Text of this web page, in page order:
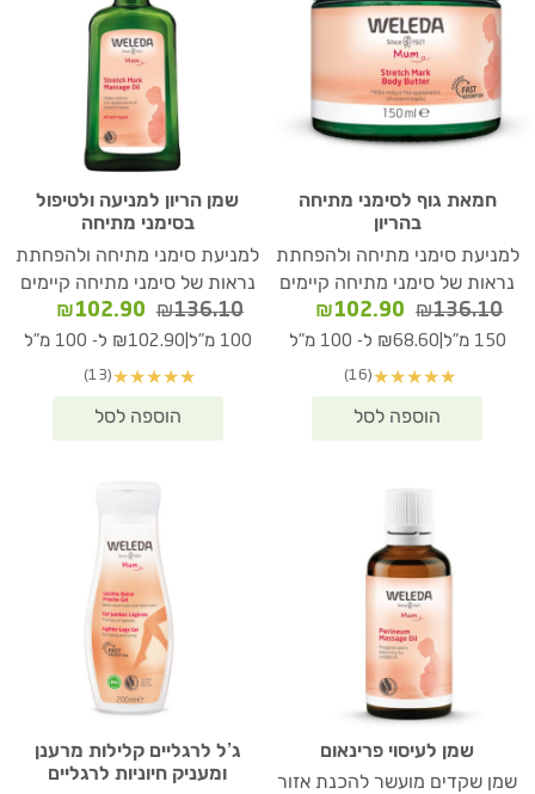
חמאת גוף לסימני מתיחה
בהריון
למניעת סימני מתיחה ולהפחתת
נראות של סימני מתיחה קיימים
₪136.10
המחיר
המקורי
₪136.10.
₪102.90
המחיר
הנוכחי
150 מ"ל ₪68.60 ל- 100 מ"ל
★
★
★
★
★
(16)
שמן הריון למניעה ולטיפול
בסימני מתיחה
למניעת סימני מתיחה ולהפחתת
נראות של סימני מתיחה קיימים
₪136.10
המחיר
המקורי
₪136.10.
₪102.90
הנוכחי
100 מ"ל ₪102.90 ל- 100 מ"ל
★
★
★
★
★
(13)
שמן לעיסוי פרינאום
שמן שקדים מועשר להכנת אזור
ג’ל לרגליים קלילות מרענן
ומעניק חיוניות לרגליים